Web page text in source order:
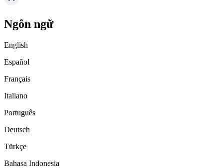
Ngôn ngữ
English
Español
Français
Italiano
Português
Deutsch
Türkçe
Bahasa Indonesia